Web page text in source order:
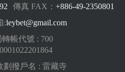
傳真 FAX： +886-49-2350801
:leybet@gmail.com
帳代號 : 700
劃撥戶名 : 雷藏寺